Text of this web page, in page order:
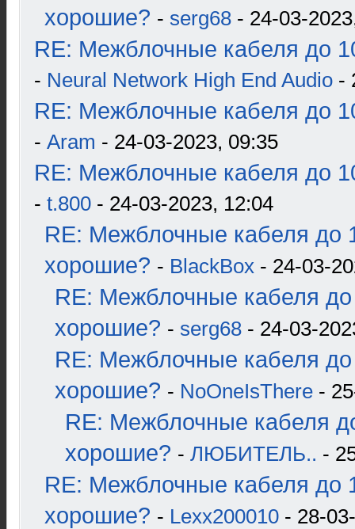
хорошие? - serg68 - 24-03-
RE: Межблочные кабеля до
- Neural Network High End Audio -
RE: Межблочные кабеля до
- Aram - 24-03-2023, 09:35
RE: Межблочные кабеля до
- t.800 - 24-03-2023, 12:04
RE: Межблочные кабеля до
хорошие? - BlackBox - 24-03-
RE: Межблочные кабеля до
хорошие? - serg68 - 24-03-
RE: Межблочные кабеля до
хорошие? - NoOneIsThere -
RE: Межблочные кабеля
хорошие? - ЛЮБИТЕЛЬ.. -
RE: Межблочные кабеля до
хорошие? - Lexx200010 - 28-